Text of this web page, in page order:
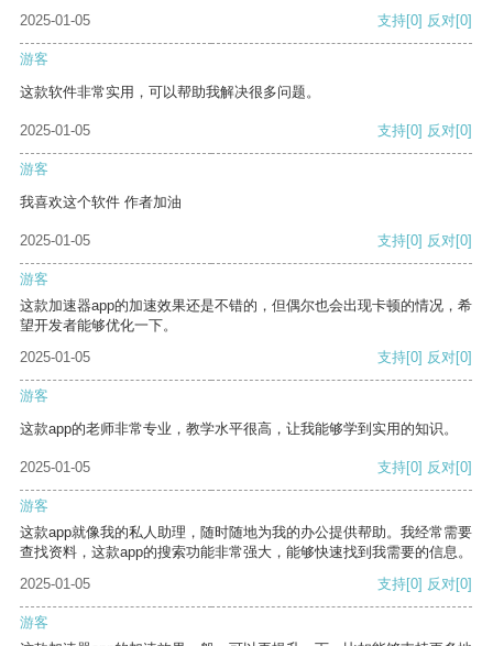
2025-01-05 支持[0] 反对[0]
游客
这款软件非常实用，可以帮助我解决很多问题。
2025-01-05 支持[0] 反对[0]
游客
我喜欢这个软件 作者加油
2025-01-05 支持[0] 反对[0]
游客
这款加速器app的加速效果还是不错的，但偶尔也会出现卡顿的情况，希
望开发者能够优化一下。
2025-01-05
支持[0] 反对[0]
游客
这款app的老师非常专业，教学水平很高，让我能够学到实用的知识。
2025-01-05 支持[0] 反对[0]
游客
这款app就像我的私人助理，随时随地为我的办公提供帮助。我经常需要
查找资料，这款app的搜索功能非常强大，能够快速找到我需要的信息。
2025-01-05
支持[0] 反对[0]
游客